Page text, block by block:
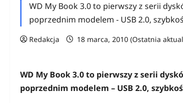
WD My Book 3.0 to pierwszy z serii
poprzednim modelem - USB 2.0,
Redakcja 18 marca, 2010 (Ostatnia
WD My Book 3.0 to pierwszy z serii
poprzednim modelem – USB 2.0,